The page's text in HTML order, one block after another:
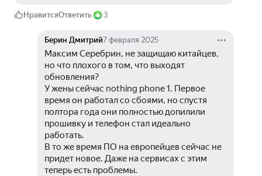
НравитсяОтветить 3
Берин Дмитрий7 февраля 2025
Максим Серебрин, не защищаю китайцев,
но что плохого в том, что выходят
обновления?
У жены сейчас nothing phone 1. Первое
время он работал со сбоями, но спустя
полтора года они полностью допилили
прошивку и телефон стал идеально
работать.
В то же время ПО на европейцев сейчас не
придет новое. Даже на сервисах с этим
теперь есть проблемы.